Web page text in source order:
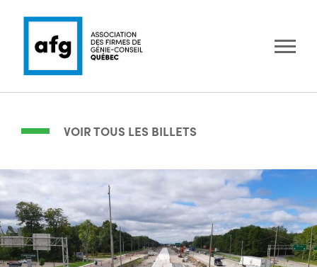
VOIR TOUS LES BILLETS